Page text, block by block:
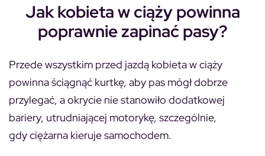
Jak kobieta w ciąży powinna
poprawnie zapinać pasy?
Przede wszystkim przed jazdą kobieta w ciąży
powinna ściągnąć kurtkę, aby pas mógł dobrze
przylegać, a okrycie nie stanowiło dodatkowej
bariery, utrudniającej motorykę, szczególnie,
gdy ciężarna kieruje samochodem.